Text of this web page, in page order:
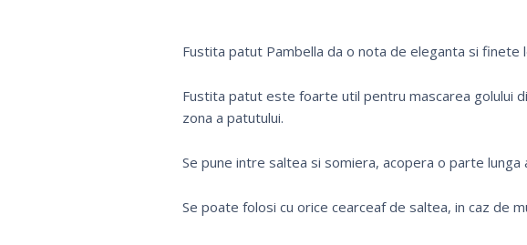
Fustita patut Pambella da o nota de eleganta si finete
Fustita patut este foarte util pentru mascarea golului
zona a patutului.
Se pune intre saltea si somiera, acopera o parte
Se poate folosi cu orice cearceaf de saltea, in caz de